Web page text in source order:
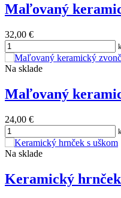
Maľovaný
32,00 €
Na sklade
Maľovaný
24,00 €
Na sklade
Keramický hrnček